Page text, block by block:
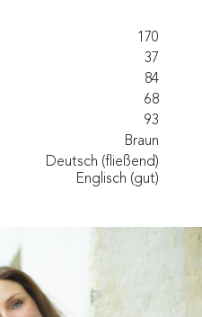
170
37
84
68
93
Braun
Deutsch (fließend)
Englisch (gut)